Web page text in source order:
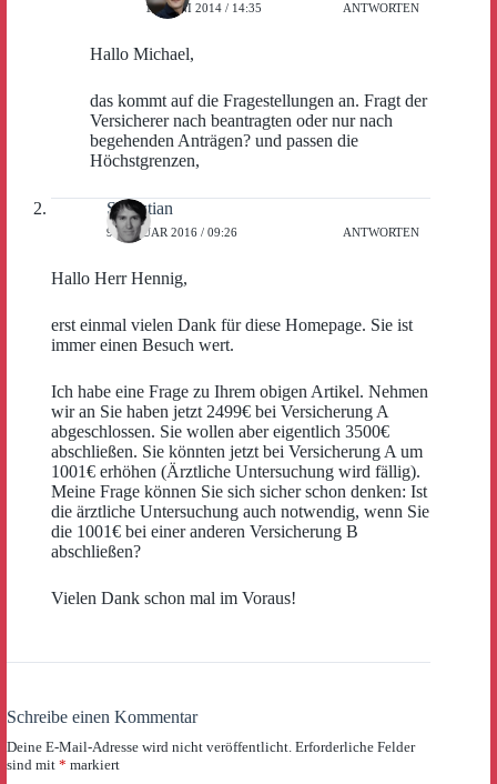
11. JUNI 2014 / 14:35 ANTWORTEN
Hallo Michael,
das kommt auf die Fragestellungen an. Fragt der
Versicherer nach beantragten oder nur nach
begehenden Anträgen? und passen die
Höchstgrenzen,
Sebastian
9. JANUAR 2016 / 09:26 ANTWORTEN
Hallo Herr Hennig,
erst einmal vielen Dank für diese Homepage. Sie ist
immer einen Besuch wert.
Ich habe eine Frage zu Ihrem obigen Artikel. Nehmen
wir an Sie haben jetzt 2499€ bei Versicherung A
abgeschlossen. Sie wollen aber eigentlich 3500€
abschließen. Sie könnten jetzt bei Versicherung A um
1001€ erhöhen (Ärztliche Untersuchung wird fällig).
Meine Frage können Sie sich sicher schon denken: Ist
die ärztliche Untersuchung auch notwendig, wenn Sie
die 1001€ bei einer anderen Versicherung B
abschließen?
Vielen Dank schon mal im Voraus!
Schreibe einen Kommentar
Deine E-Mail-Adresse wird nicht veröffentlicht. Erforderliche Felder
sind mit * markiert